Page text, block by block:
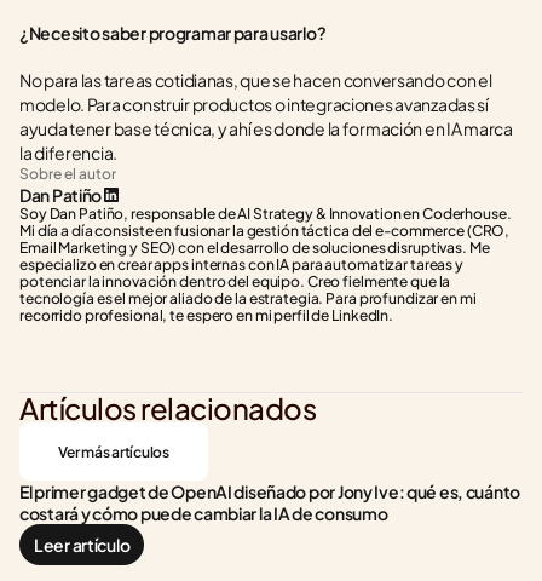
¿Necesito saber programar para usarlo?
No para las tareas cotidianas, que se hacen conversando con el
modelo. Para construir productos o integraciones avanzadas sí
ayuda tener base técnica, y ahí es donde la formación en IA marca
la diferencia.
Sobre el autor
Dan Patiño
Soy Dan Patiño, responsable de AI Strategy & Innovation en Coderhouse.
Mi día a día consiste en fusionar la gestión táctica del e-commerce (CRO,
Email Marketing y SEO) con el desarrollo de soluciones disruptivas. Me
especializo en crear apps internas con IA para automatizar tareas y
potenciar la innovación dentro del equipo. Creo fielmente que la
tecnología es el mejor aliado de la estrategia. Para profundizar en mi
recorrido profesional, te espero en mi perfil de LinkedIn.
Artículos relacionados
Ver más artículos
El primer gadget de OpenAI diseñado por Jony Ive: qué es, cuánto
costará y cómo puede cambiar la IA de consumo
Leer artículo